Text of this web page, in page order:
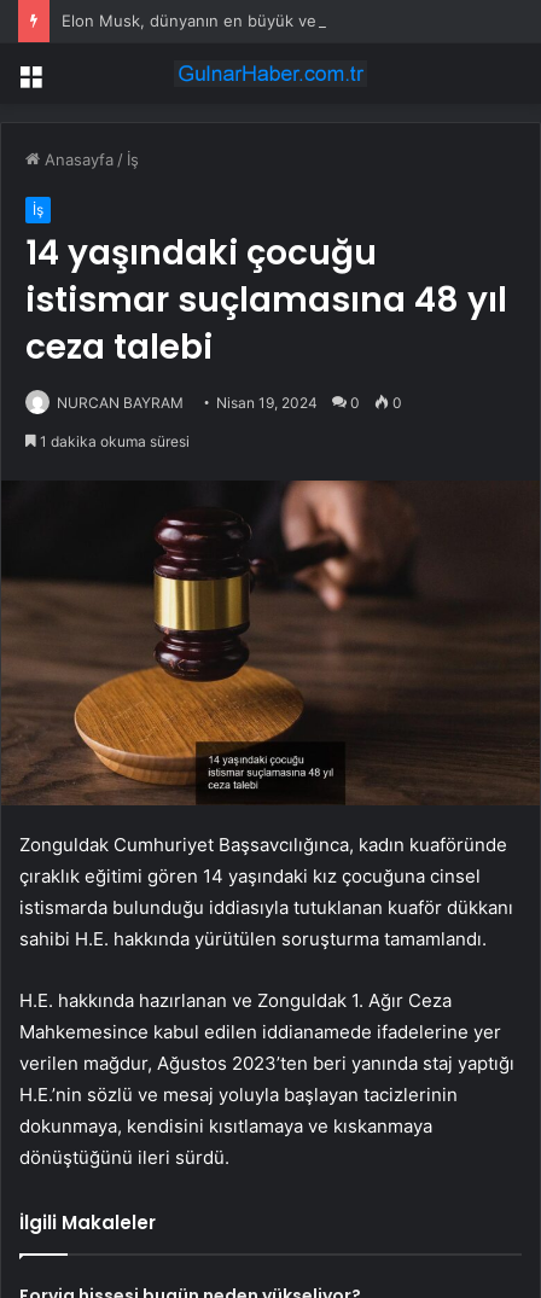
Menü
Anasayfa / İş
İş
14 yaşındaki çocuğu
istismar suçlamasına 48 yıl
ceza talebi
NURCAN BAYRAM Nisan 19, 2024 0 0
1 dakika okuma süresi
Zonguldak Cumhuriyet Başsavcılığınca, kadın kuaföründe
çıraklık eğitimi gören 14 yaşındaki kız çocuğuna cinsel
istismarda bulunduğu iddiasıyla tutuklanan kuaför dükkanı
sahibi H.E. hakkında yürütülen soruşturma tamamlandı.
H.E. hakkında hazırlanan ve Zonguldak 1. Ağır Ceza
Mahkemesince kabul edilen iddianamede ifadelerine yer
verilen mağdur, Ağustos 2023’ten beri yanında staj yaptığı
H.E.’nin sözlü ve mesaj yoluyla başlayan tacizlerinin
dokunmaya, kendisini kısıtlamaya ve kıskanmaya
dönüştüğünü ileri sürdü.
İlgili Makaleler